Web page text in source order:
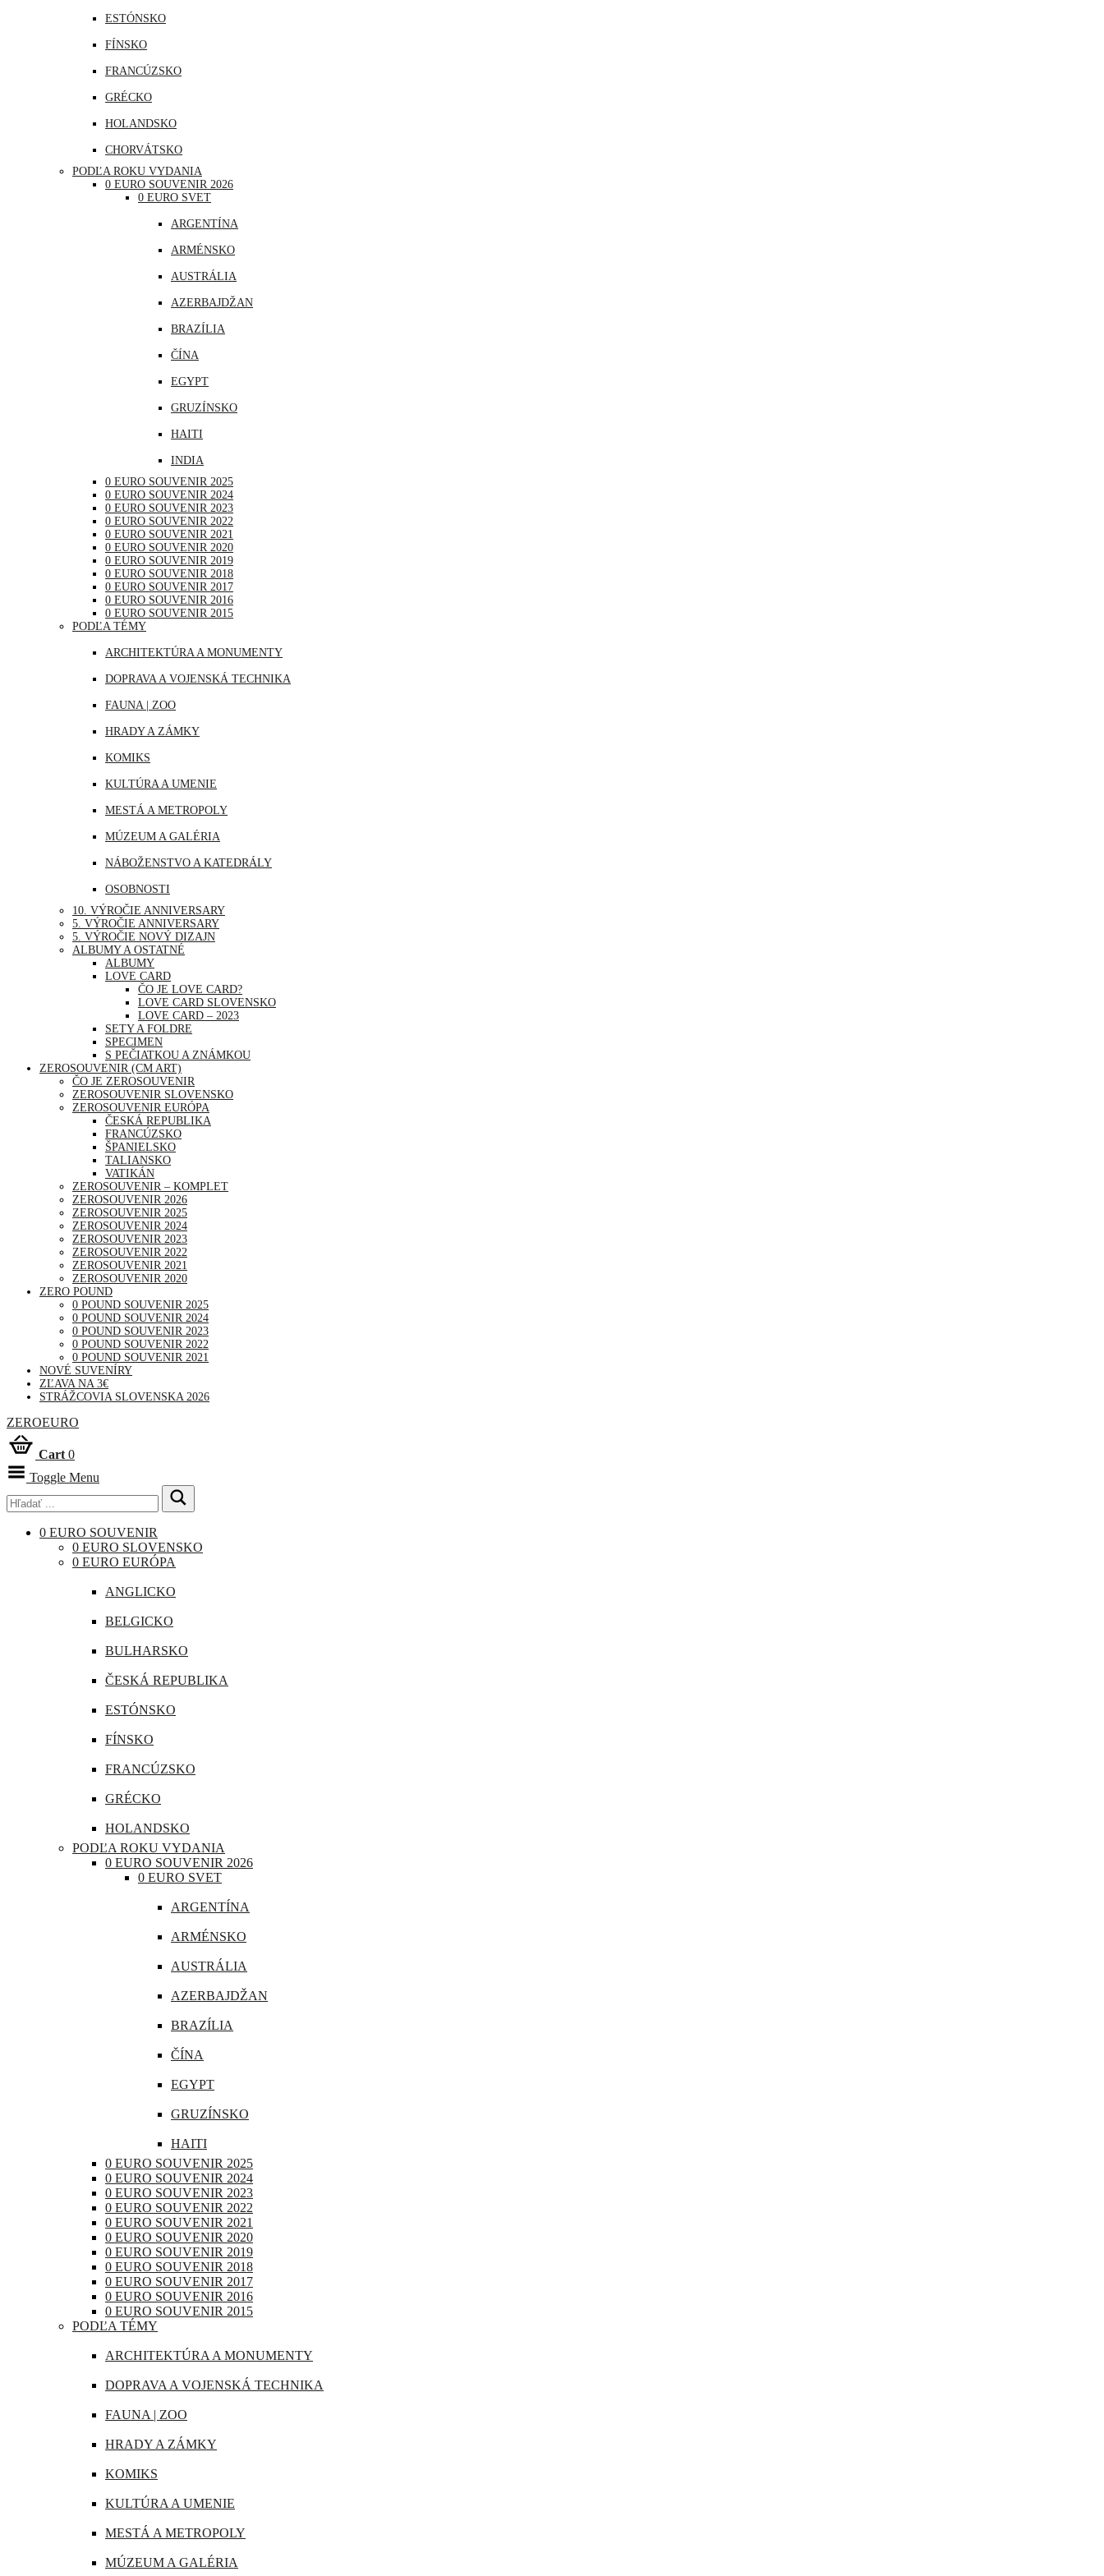
ESTÓNSKO
FÍNSKO
FRANCÚZSKO
GRÉCKO
HOLANDSKO
CHORVÁTSKO
ÍRSKO
ISLAND
LOTYŠSKO
LUXEMBURSKO
MAĎARSKO
NEMECKO
PORTUGALSKO
RAKÚSKO
RUMUNSKO
RUSKO
SAN MARÍNO
SLOVINSKO
ŠPANIELSKO
ŠVAJČIARSKO
ŠVÉDSKO
TALIANSKO
VATIKÁN
PODĽA ROKU VYDANIA
0 EURO SOUVENIR 2026
0 EURO SVET
ARGENTÍNA
ARMÉNSKO
AUSTRÁLIA
AZERBAJDŽAN
BRAZÍLIA
ČÍNA
EGYPT
GRUZÍNSKO
HAITI
INDIA
INDONÉZIA
IRAK
JAPONSKO
KANADA
KATAR
KUBA
LIBANON
SAUDSKÁ ARÁBIA
THAJSKO
TURECKO
0 EURO SOUVENIR 2025
0 EURO SOUVENIR 2024
0 EURO SOUVENIR 2023
0 EURO SOUVENIR 2022
0 EURO SOUVENIR 2021
0 EURO SOUVENIR 2020
0 EURO SOUVENIR 2019
0 EURO SOUVENIR 2018
0 EURO SOUVENIR 2017
0 EURO SOUVENIR 2016
0 EURO SOUVENIR 2015
PODĽA TÉMY
ARCHITEKTÚRA A MONUMENTY
DOPRAVA A VOJENSKÁ TECHNIKA
FAUNA | ZOO
HRADY A ZÁMKY
KOMIKS
KULTÚRA A UMENIE
MESTÁ A METROPOLY
MÚZEUM A GALÉRIA
NÁBOŽENSTVO A KATEDRÁLY
OSOBNOSTI
PRÍRODA
ŠPORT
UDALOSTI A VÝROČIA
VOĽNÝ ČAS | ZÁBAVA A RELAX
10. VÝROČIE ANNIVERSARY
5. VÝROČIE ANNIVERSARY
5. VÝROČIE NOVÝ DIZAJN
ALBUMY A OSTATNÉ
ALBUMY
LOVE CARD
ČO JE LOVE CARD?
LOVE CARD SLOVENSKO
LOVE CARD – 2023
SETY A FOLDRE
SPECIMEN
S PEČIATKOU A ZNÁMKOU
ZEROSOUVENIR (CM ART)
ČO JE ZEROSOUVENIR
ZEROSOUVENIR SLOVENSKO
ZEROSOUVENIR EURÓPA
ČESKÁ REPUBLIKA
FRANCÚZSKO
ŠPANIELSKO
TALIANSKO
VATIKÁN
ZEROSOUVENIR – KOMPLET
ZEROSOUVENIR 2026
ZEROSOUVENIR 2025
ZEROSOUVENIR 2024
ZEROSOUVENIR 2023
ZEROSOUVENIR 2022
ZEROSOUVENIR 2021
ZEROSOUVENIR 2020
ZERO POUND
0 POUND SOUVENIR 2025
0 POUND SOUVENIR 2024
0 POUND SOUVENIR 2023
0 POUND SOUVENIR 2022
0 POUND SOUVENIR 2021
NOVÉ SUVENÍRY
ZĽAVA NA 3€
STRÁŽCOVIA SLOVENSKA 2026
ZEROEURO
Cart 0
Toggle Menu
0 EURO SOUVENIR
0 EURO SLOVENSKO
0 EURO EURÓPA
ANGLICKO
BELGICKO
BULHARSKO
ČESKÁ REPUBLIKA
ESTÓNSKO
FÍNSKO
FRANCÚZSKO
GRÉCKO
HOLANDSKO
CHORVÁTSKO
ÍRSKO
LOTYŠSKO
LUXEMBURSKO
MAĎARSKO
NEMECKO
PORTUGALSKO
RAKÚSKO
RUMUNSKO
RUSKO
SAN MARÍNO
SLOVINSKO
ŠPANIELSKO
ŠVAJČIARSKO
ŠVÉDSKO
TALIANSKO
VATIKÁN
PODĽA ROKU VYDANIA
0 EURO SOUVENIR 2026
0 EURO SVET
ARGENTÍNA
ARMÉNSKO
AUSTRÁLIA
AZERBAJDŽAN
BRAZÍLIA
ČÍNA
EGYPT
GRUZÍNSKO
HAITI
INDIA
INDONÉZIA
IRAK
JAPONSKO
KANADA
KATAR
KUBA
LIBANON
MAROKO
MAURÍCIUS
MJANMARSKO
OMÁN
PERU
0 EURO SOUVENIR 2025
0 EURO SOUVENIR 2024
0 EURO SOUVENIR 2023
0 EURO SOUVENIR 2022
0 EURO SOUVENIR 2021
0 EURO SOUVENIR 2020
0 EURO SOUVENIR 2019
0 EURO SOUVENIR 2018
0 EURO SOUVENIR 2017
0 EURO SOUVENIR 2016
0 EURO SOUVENIR 2015
PODĽA TÉMY
ARCHITEKTÚRA A MONUMENTY
DOPRAVA A VOJENSKÁ TECHNIKA
FAUNA | ZOO
HRADY A ZÁMKY
KOMIKS
KULTÚRA A UMENIE
MESTÁ A METROPOLY
MÚZEUM A GALÉRIA